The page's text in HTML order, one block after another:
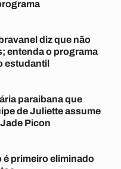
diz que não
entenda o programa
estudantil
paraibana que
de Juliette assume
Picon
é primeiro eliminado